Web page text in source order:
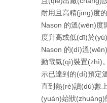
耐用且高精(jīng)度
Nason 的溫(wēn)度
度升高或低(dī)於
Nason 的(dí)溫
動電氣(qì)裝置(zhì)
示已達到的(dí)預定
直到熱(rè)讀(dú)數
(yuán)始狀(zhuàng)